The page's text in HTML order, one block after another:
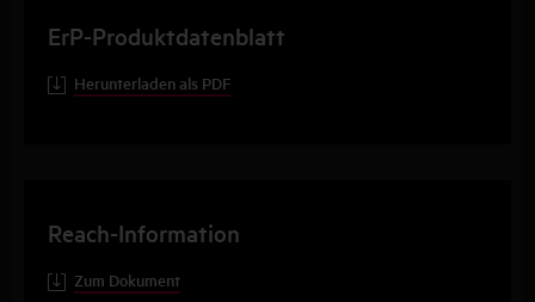
ErP-Produktdatenblatt
Herunterladen als PDF
Reach-Information
Zum Dokument